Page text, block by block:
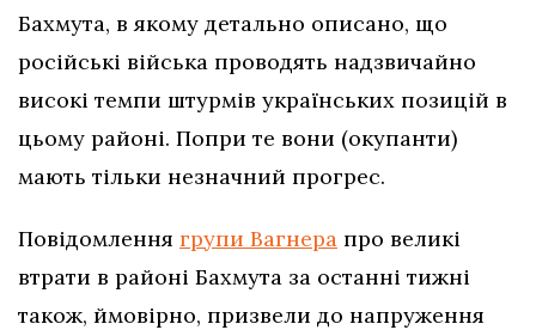
Бахмута, в якому детально описано, що
російські війська проводять надзвичайно
високі темпи штурмів українських позицій в
цьому районі. Попри те вони (окупанти)
мають тільки незначний прогрес.
Повідомлення групи Вагнера про великі
втрати в районі Бахмута за останні тижні
також, ймовірно, призвели до напруження